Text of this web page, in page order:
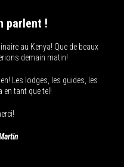
parlent !
au Kenya! Que de beaux
demain matin!
Les lodges, les guides, les
en tant que tel!